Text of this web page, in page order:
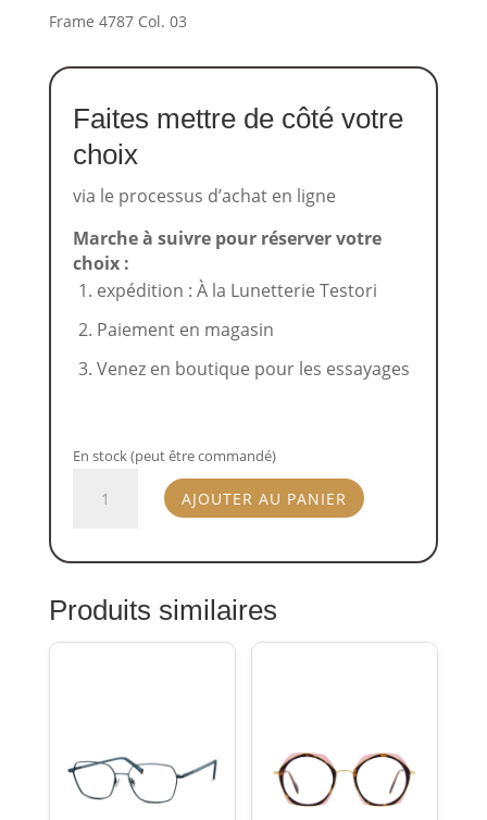
Frame 4787 Col. 03
Faites mettre de côté votre
choix
via le processus d’achat en ligne
Marche à suivre pour réserver votre
choix :
expédition : À la Lunetterie Testori
Paiement en magasin
Venez en boutique pour les essayages
En stock (peut être commandé)
03
AJOUTER AU PANIER
Produits similaires